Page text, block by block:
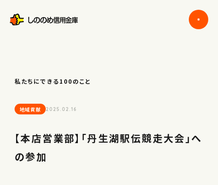
私たちにできる100のこと
地域貢献 2025.02.16
【本店営業部】「丹生湖駅伝競走大会」へ
の参加